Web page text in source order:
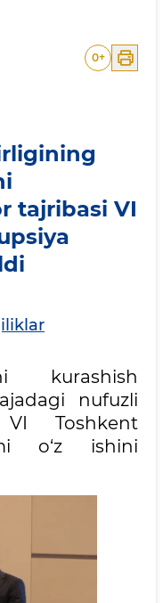
0+
tajribasi VI
kurashish
nufuzli
Toshkent
o‘z ishini